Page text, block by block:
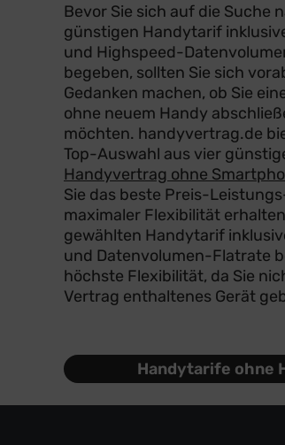
Bevor Sie sich auf die Suche
günstigen Handytarif
und Highspeed-
begeben, sollten Sie sich
Gedanken machen, ob Sie
ohne neuem Handy
möchten. handyvertrag.de
Top-Auswahl aus vier
Handyvertrag ohne
Sie das beste Preis-
maximaler Flexibilität
gewählten Handytarif
und Datenvolumen-Flatrate
höchste Flexibilität, da Sie
Vertrag enthaltenes Gerät
Handytarife ohne